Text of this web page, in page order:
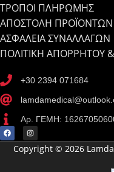
ΤΡΟΠΟΙ ΠΛΗΡΩΜΗΣ
ΑΠΟΣΤΟΛΗ ΠΡΟΪΟΝΤΩΝ
ΑΣΦΑΛΕΙΑ ΣΥΝΑΛΛΑΓΩΝ
ΠΟΛΙΤΙΚΗ ΑΠΟΡΡΗΤΟΥ
+30 2394 071684
Αρ. ΓΕΜΗ:
Copyright © 2026